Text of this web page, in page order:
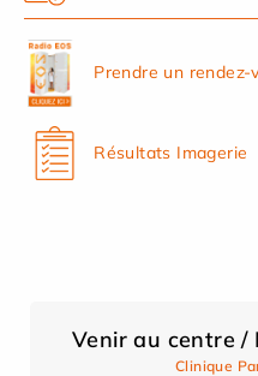
Prendre un rendez-
Résultats Imagerie
Venir au centre /
Clinique